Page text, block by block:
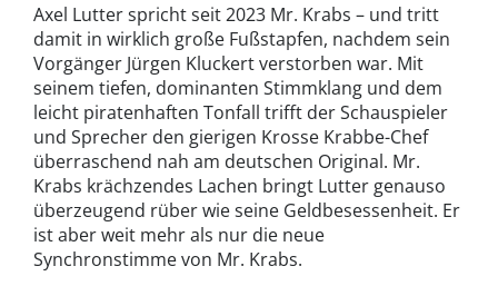
Axel Lutter spricht seit 2023 Mr. Krabs – und tritt
damit in wirklich große Fußstapfen, nachdem sein
Vorgänger Jürgen Kluckert verstorben war. Mit
seinem tiefen, dominanten Stimmklang und dem
leicht piratenhaften Tonfall trifft der Schauspieler
und Sprecher den gierigen Krosse Krabbe-Chef
überraschend nah am deutschen Original. Mr.
Krabs krächzendes Lachen bringt Lutter genauso
überzeugend rüber wie seine Geldbesessenheit. Er
ist aber weit mehr als nur die neue
Synchronstimme von Mr. Krabs.